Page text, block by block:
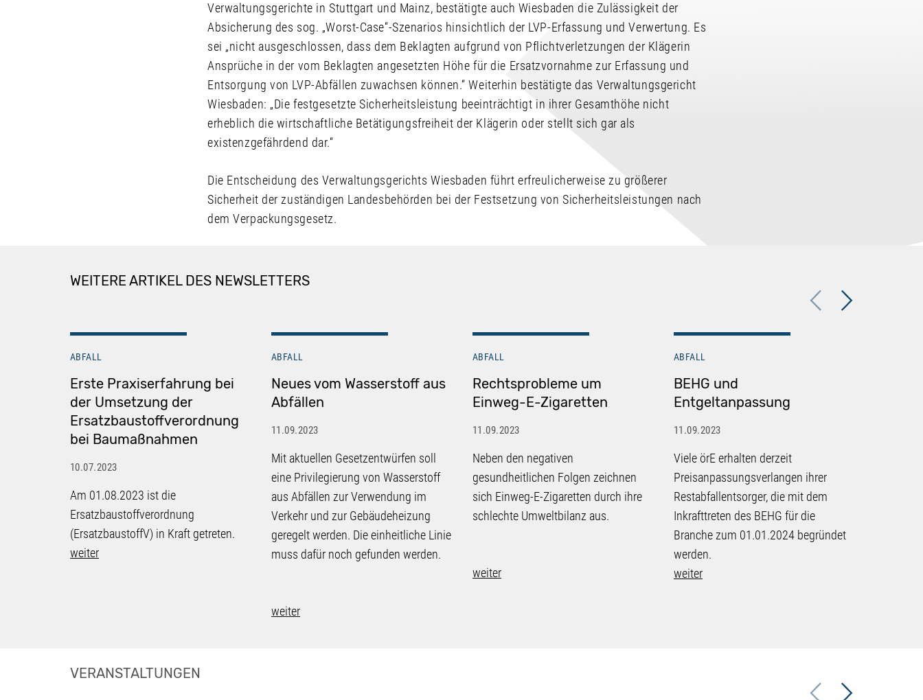
Verwaltungsgerichte in Stuttgart und Mainz, bestätigte auch Wiesbaden die Zulässigkeit der
Absicherung des sog. „Worst-Case“-Szenarios hinsichtlich der LVP-Erfassung und Verwertung. Es
sei „nicht ausgeschlossen, dass dem Beklagten aufgrund von Pflichtverletzungen der Klägerin
Ansprüche in der vom Beklagten angesetzten Höhe für die Ersatzvornahme zur Erfassung und
Entsorgung von LVP-Abfällen zuwachsen können.“ Weiterhin bestätigte das Verwaltungsgericht
Wiesbaden: „Die festgesetzte Sicherheitsleistung beeinträchtigt in ihrer Gesamthöhe nicht
erheblich die wirtschaftliche Betätigungsfreiheit der Klägerin oder stellt sich gar als
existenzgefährdend dar.“
Die Entscheidung des Verwaltungsgerichts Wiesbaden führt erfreulicherweise zu größerer
Sicherheit der zuständigen Landesbehörden bei der Festsetzung von Sicherheitsleistungen nach
dem Verpackungsgesetz.
WEITERE ARTIKEL DES NEWSLETTERS
Previous
ABFALL
Erste Praxiserfahrung bei
der Umsetzung der
Ersatzbaustoffverordnung
bei Baumaßnahmen
10.07.2023
Am 01.08.2023 ist die
Ersatzbaustoffverordnung
(ErsatzbaustoffV) in Kraft getreten.
weiter
ABFALL
Neues vom Wasserstoff aus
Abfällen
11.09.2023
Mit aktuellen Gesetzentwürfen soll
eine Privilegierung von Wasserstoff
aus Abfällen zur Verwendung im
Verkehr und zur Gebäudeheizung
geregelt werden. Die einheitliche Linie
muss dafür noch gefunden werden.
weiter
ABFALL
Rechtsprobleme um
Einweg-E-Zigaretten
11.09.2023
Neben den negativen
gesundheitlichen Folgen zeichnen
sich Einweg-E-Zigaretten durch ihre
schlechte Umweltbilanz aus.
weiter
ABFALL
BEHG und
Entgeltanpassung
11.09.2023
Viele örE erhalten derzeit
Preisanpassungsverlangen ihrer
Restabfallentsorger, die mit dem
Inkrafttreten des BEHG für die
Branche zum 01.01.2024 begründet
werden.
weiter
Next
VERANSTALTUNGEN
Previous Next